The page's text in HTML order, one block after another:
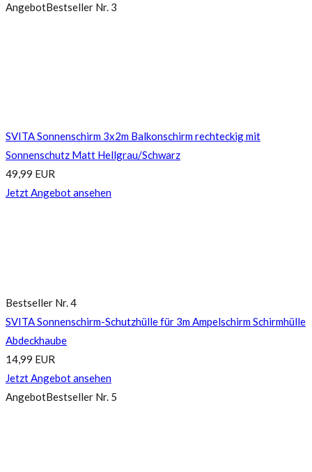
AngebotBestseller Nr. 3
SVITA Sonnenschirm 3x2m Balkonschirm rechteckig mit
Sonnenschutz Matt Hellgrau/Schwarz
49,99 EUR
Jetzt Angebot ansehen
Bestseller Nr. 4
SVITA Sonnenschirm-Schutzhülle für 3m Ampelschirm Schirmhülle
Abdeckhaube
14,99 EUR
Jetzt Angebot ansehen
AngebotBestseller Nr. 5